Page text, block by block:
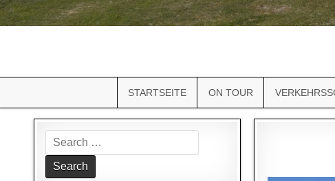
STARTSEITE ON TOUR
Search
for: